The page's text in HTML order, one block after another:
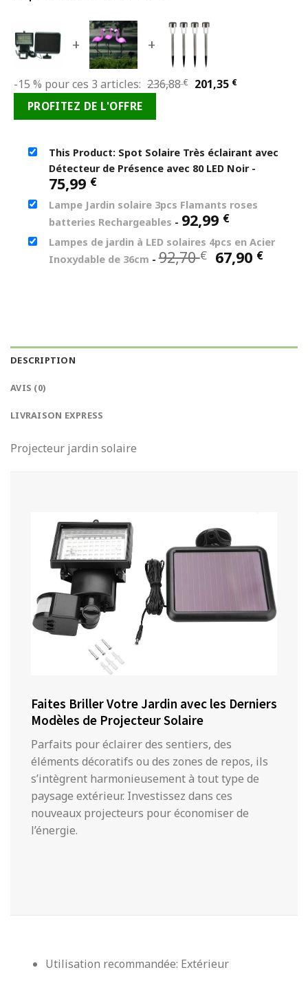
+ +
-15 % pour ces 3 articles: 236,88€
Le
236,88 €.
201,35 €Le
201,35 €.
PROFITEZ DE L'OFFRE
This Product: Spot Solaire Très éclairant avec
Détecteur de Présence avec 80 LED Noir -
75,99 €
Lampe Jardin solaire 3pcs Flamants roses
batteries Rechargeables - 92,99 €
Lampes de jardin à LED solaires 4pcs en Acier
Inoxydable de 36cm -92,70€ Le
prix
67,90 €Le
DESCRIPTION
AVIS (0)
LIVRAISON EXPRESS
Projecteur jardin solaire
Faites Briller Votre Jardin avec les Derniers
Modèles de Projecteur Solaire
Parfaits pour éclairer des sentiers, des
éléments décoratifs ou des zones de repos, ils
s’intègrent harmonieusement à tout type de
paysage extérieur. Investissez dans ces
nouveaux projecteurs pour économiser de
l’énergie.
Utilisation recommandée: Extérieur